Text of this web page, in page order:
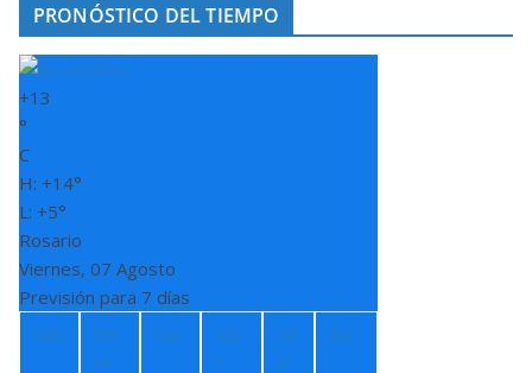
PRONÓSTICO DEL TIEMPO
+13
°
C
H: +14°
L: +5°
Rosario
Viernes, 07 Agosto
Previsión para 7 días
Sáb
Do
m
Lun
Ma
r
Mi
é
Jue